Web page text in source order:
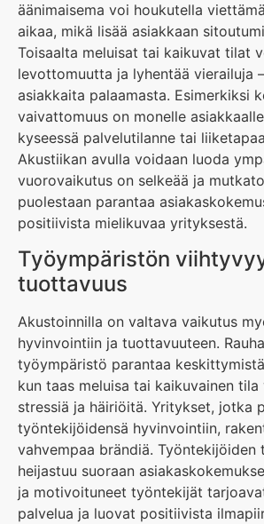
äänimaisema voi houkutella
aikaa, mikä lisää asiakkaan
Toisaalta meluisat tai kaikuvat tilat
levottomuutta ja lyhentää vierailuja
asiakkaita palaamasta. Esimerkiksi
vaivattomuus on monelle
kyseessä palvelutilanne tai
Akustiikan avulla voidaan luoda
vuorovaikutus on selkeää ja
puolestaan parantaa
positiivista mielikuvaa yrityksestä.
Työympäristön
tuottavuus
Akustoinnilla on valtava vaikutus
hyvinvointiin ja tuottavuuteen.
työympäristö parantaa
kun taas meluisa tai kaikuvainen
stressiä ja häiriöitä. Yritykset, jotka
työntekijöidensä hyvinvointiin,
vahvempaa brändiä. Työntekijöiden
heijastuu suoraan
ja motivoituneet työntekijät
palvelua ja luovat positiivista